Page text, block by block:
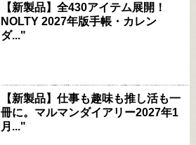
【新製品】全430アイテム展開！
NOLTY 2027年版手帳・カレン
ダ..."
【新製品】仕事も趣味も推し活も一
冊に。マルマンダイアリー2027年1
月..."